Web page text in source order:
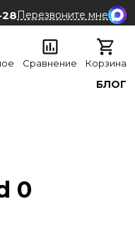
Перезвоните мне
Сравнение Корзина
БЛОГ
0